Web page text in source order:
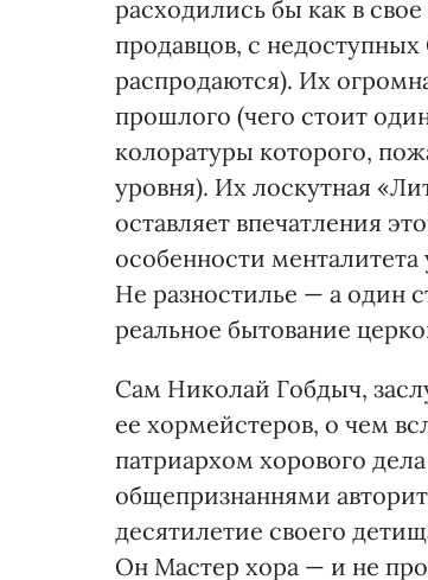
расходились бы как в
продавцов, с
распродаются). Их
прошлого (чего стоит
колоратуры которого,
уровня). Их лоскутная
оставляет впечатления
особенности
Не разностилье — а один
реальное бытование
Сам Николай Гобдыч,
ее хормейстеров, о чем
патриархом хорового
общепризнаннями
десятилетие своего
Он Мастер хора — и не